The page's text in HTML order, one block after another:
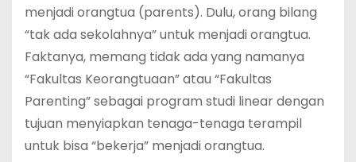
menjadi orangtua (parents). Dulu, orang bilang
“tak ada sekolahnya” untuk menjadi orangtua.
Faktanya, memang tidak ada yang namanya
“Fakultas Keorangtuaan” atau “Fakultas
Parenting” sebagai program studi linear dengan
tujuan menyiapkan tenaga-tenaga terampil
untuk bisa “bekerja” menjadi orangtua.